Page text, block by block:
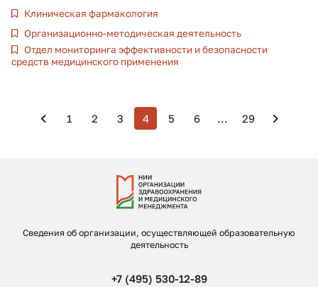
Клиническая фармакология
Организационно-методическая деятельность
Отдел мониторинга эффективности и безопасности
средств медицинского применения
1 2 3 4 5 6 ... 29
Сведения об организации, осуществляющей образовательную
деятельность
+7 (495) 530-12-89